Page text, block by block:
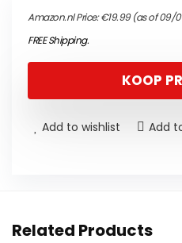
Amazon.nl Price:€19.99(as of 09/
FREE Shipping.
KOOP
Add to wishlist Add
Related Products